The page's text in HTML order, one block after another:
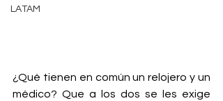
LATAM
¿Qué tienen en común un relojero y un
médico? Que a los dos se les exige